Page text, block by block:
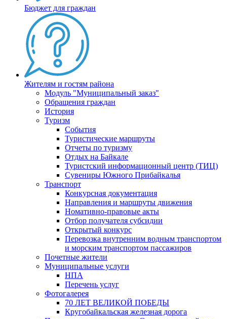
Бюджет для граждан
Жителям и гостям района
Модуль "Муниципальный заказ"
Обращения граждан
История
Туризм
События
Туристические маршруты
Отчеты по туризму
Отдых на Байкале
Туристский информационный центр (ТИЦ)
Сувениры Южного Прибайкалья
Транспорт
Конкурсная документация
Направления и маршруты движения
Номативно-правовые акты
Отбор получателя субсидии
Открытый конкурс
Перевозка внутренним водным транспортом
и морским транспортом пассажиров
Почетные жители
Муниципальные услуги
НПА
Перечень услуг
Фотогалерея
70 ЛЕТ ВЕЛИКОЙ ПОБЕДЫ
Кругобайкальская железная дорога